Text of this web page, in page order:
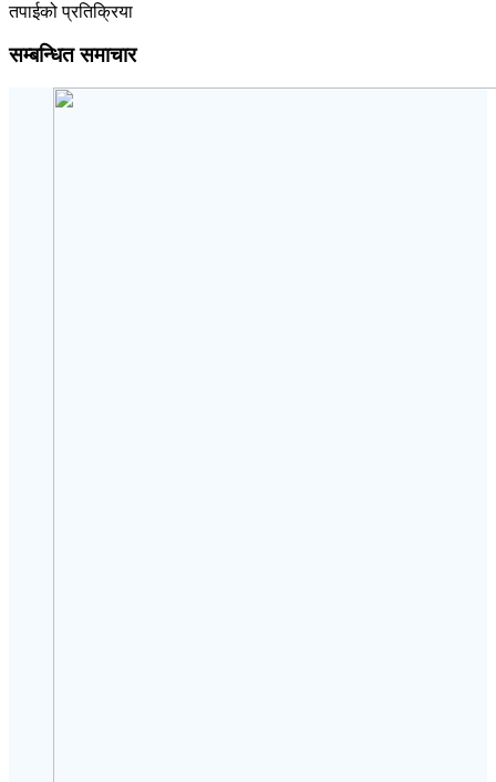
तपाईको प्रतिक्रिया
सम्बन्धित समाचार